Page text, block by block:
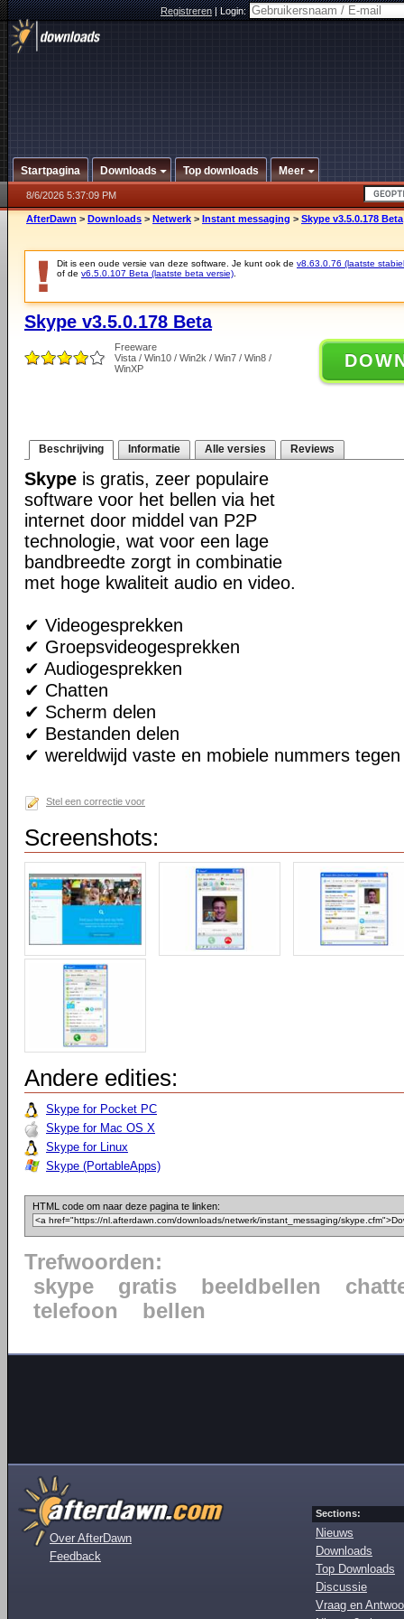
Registreren|Login:
Startpagina Downloads Top downloads Meer
8/6/2026 5:37:09 PM
AfterDawn > Downloads > Netwerk > Instant messaging > Skype v3.5.0.178 Beta
Dit is een oude versie van deze software. Je kunt ook de v8.63.0.76 (laatste
of de v6.5.0.107 Beta (laatste beta versie)
Skype v3.5.0.178 Beta
Freeware
Vista / Win10 / Win2k / Win7 / Win8 /
WinXP
Beschrijving Informatie Alle versies Reviews
Skype is gratis, zeer populaire
software voor het bellen via het
internet door middel van P2P
technologie, wat voor een lage
bandbreedte zorgt in combinatie
met hoge kwaliteit audio en video.
✔ Videogesprekken
✔ Groepsvideogesprekken
✔ Audiogesprekken
✔ Chatten
✔ Scherm delen
✔ Bestanden delen
✔ wereldwijd vaste en mobiele nummers
Stel een correctie voor
Screenshots:
Andere edities:
Skype for Pocket PC
Skype for Mac OS X
Skype for Linux
Skype (PortableApps)
HTML code om naar deze pagina te linken:
Trefwoorden:
skype
gratis beeldbellen
telefoon
bellen
Over AfterDawn
Feedback
Sections:
Nieuws
Downloads
Top Downloads
Discussie
Vraag en